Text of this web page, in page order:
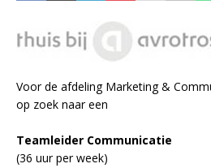
Voor de afdeling Marketing &
op zoek naar een
Teamleider Communicatie
(36 uur per week)